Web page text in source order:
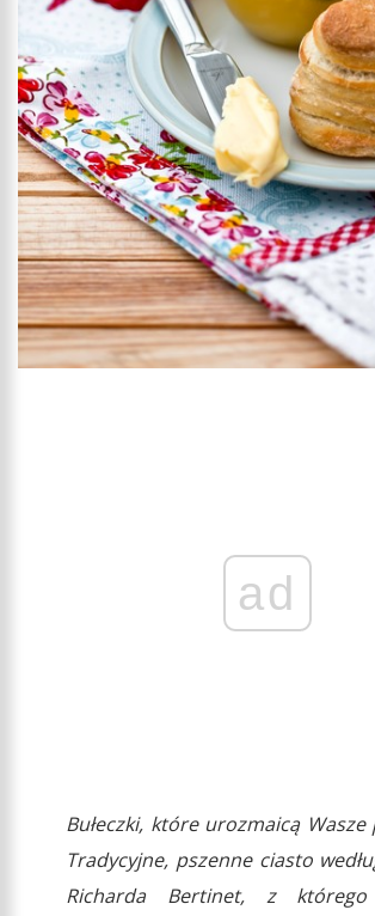
ad
Bułeczki, które urozmaicą Wasze
Tradycyjne, pszenne ciasto
Richarda Bertinet, z którego